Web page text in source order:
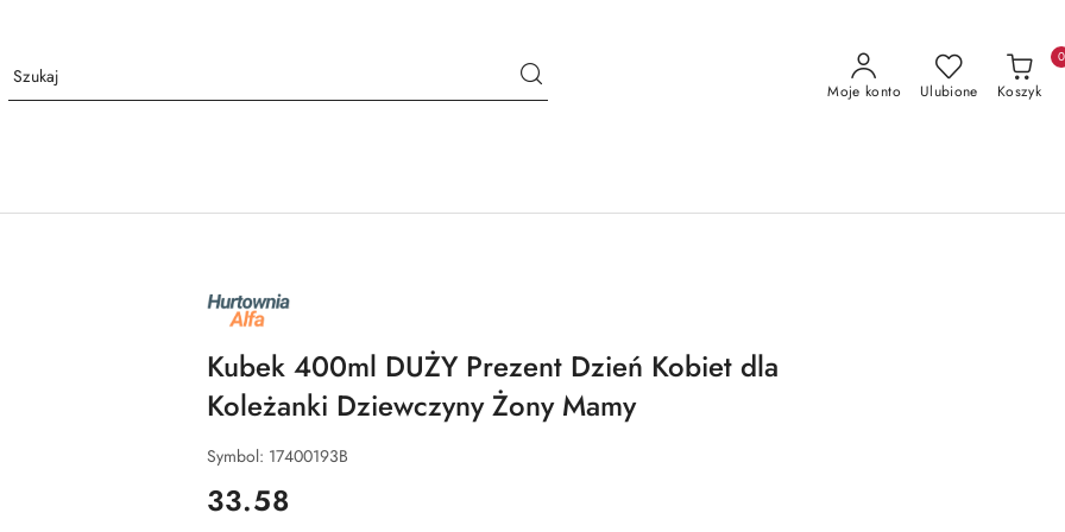
Moje konto Ulubione Koszyk
0
NAZWA
PRODUCENTA:
ALFA
Kubek 400ml DUŻY Prezent Dzień Kobiet dla
Koleżanki Dziewczyny Żony Mamy
Symbol: 17400193B
cena:
33.58